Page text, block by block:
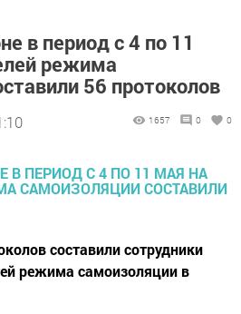
в период с 4 по 11
режима
56 протоколов
1657 0 0
составили сотрудники
режима самоизоляции в